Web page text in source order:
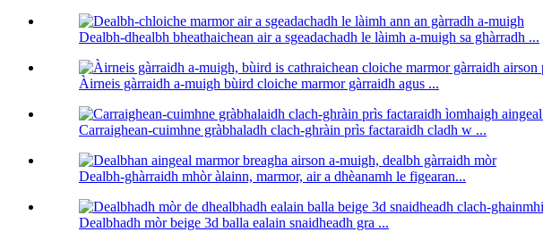
Dealbh-dhealbh bheathaichean air a sgeadachadh le làimh a-muigh sa ghàrradh ...
Àirneis gàrraidh a-muigh bùird cloiche marmor gàrraidh agus ...
Carraighean-cuimhne gràbhaladh clach-ghràin prìs factaraidh cladh w ...
Dealbh-ghàrraidh mhòr àlainn, marmor, air a dhèanamh le figearan...
Dealbhadh mòr beige 3d balla ealain snaidheadh ​​​​gra ...